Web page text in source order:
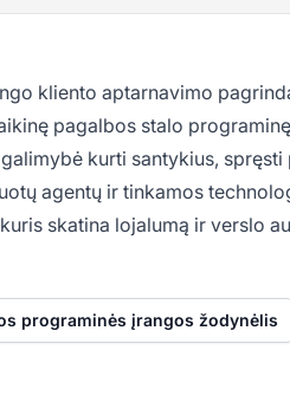
kliento aptarnavimo
pagalbos stalo
kurti santykius,
agentų ir tinkamos
skatina lojalumą ir verslo
programinės įrangos žodynėlis